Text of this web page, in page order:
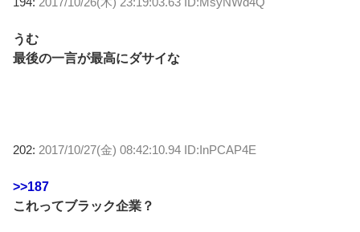
うむ
最後の一言が最高にダサイな
202: 2017/10/27(金) 08:42:10.94 ID:InPCAP4E
>>187
これってブラック企業？